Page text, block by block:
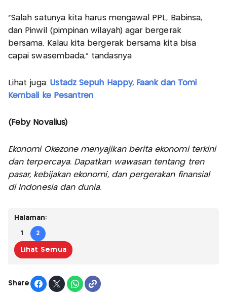
“Salah satunya kita harus mengawal PPL, Babinsa,
dan Pinwil (pimpinan wilayah) agar bergerak
bersama. Kalau kita bergerak bersama kita bisa
capai swasembada,” tandasnya
Lihat juga: Ustadz Sepuh Happy, Faank dan Tomi
Kembali ke Pesantren
(Feby Novalius)
Ekonomi Okezone menyajikan berita ekonomi terkini
dan terpercaya. Dapatkan wawasan tentang tren
pasar, kebijakan ekonomi, dan pergerakan finansial
di Indonesia dan dunia.
Halaman:
1 2
Lihat Semua
Share